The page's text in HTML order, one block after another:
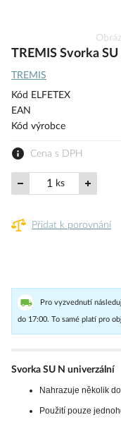
na
galerie
s
obrázky
TREMIS Svorka
TREMIS
Kód ELFETEX
EAN
Kód výrobce
Cena s DPH
ks
Přidat k porovnání
Pro vyzvednutí
do 17:00. To samé platí pro
Svorka SU N univerzální
Nahrazuje několik
Použití pouze